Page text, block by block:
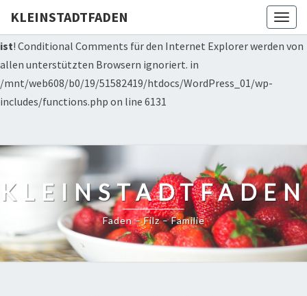
Deprecated: Die Funktion WP_Dependencies->add_data() wurde
veraltet
ist! Conditional Comments für den Internet Explorer werden von
allen unterstützten Browsern ignoriert. in
/mnt/web608/b0/19/51582419/htdocs/WordPress_01/wp-
includes/functions.php on line 6131
KLEINSTADTFADEN
KLEINSTADTFADEN
Faden – Filz – Familie